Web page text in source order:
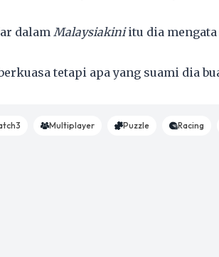
dalam Malaysiakiniitu dia
tetapi apa yang suami dia